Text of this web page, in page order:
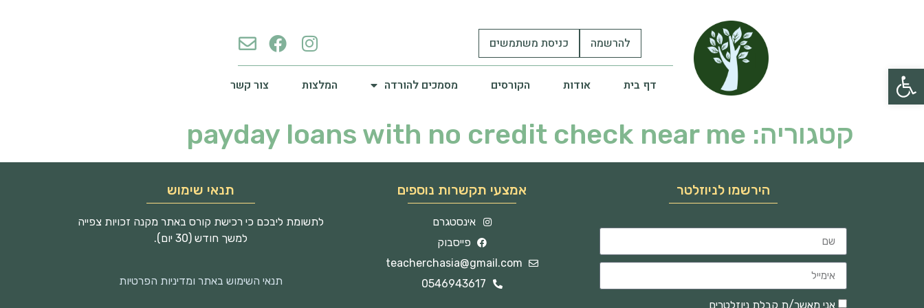
פתח סרגל נגישות
להרשמה כניסת משתמשים
דף בית אודות הקורסים מסמכים להורדה המלצות צור קשר
קטגוריה: payday loans with no credit check near me
הירשמו לניוזלטר
אני מאשר/ת קבלת ניוזלטרים
אמצעי תקשרות נוספים
אינסטגרם
פייסבוק
teacherchasia@gmail.com
0546943617
תנאי שימוש
לתשומת ליבכם כי רכישת קורס באתר מקנה זכויות צפייה
למשך חודש (30 יום).
תנאי השימוש באתר ומדיניות הפרטיות